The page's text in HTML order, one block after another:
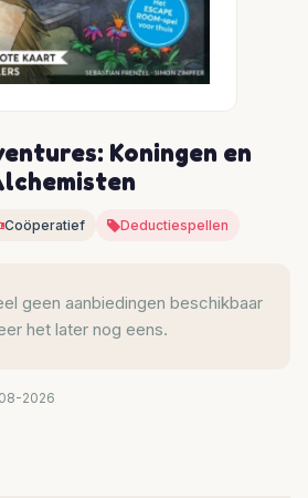
Koningen en
Coöperatief Deductiespellen
geen aanbiedingen beschikbaar
het later nog eens.
2026